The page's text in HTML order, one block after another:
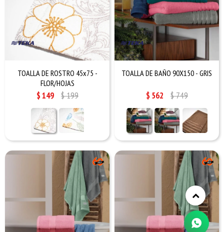
TOALLA DE ROSTRO 45x75 -
FLOR/HOJAS
$149 $199
TOALLA DE BAÑO 90X150 - GRIS
$ 562 $749